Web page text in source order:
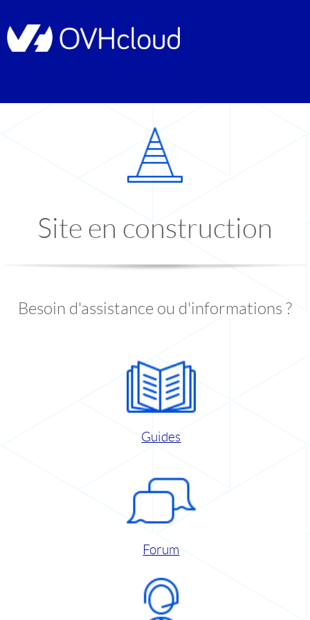
Site en construction
Besoin d'assistance ou d'informations ?
Guides
Forum